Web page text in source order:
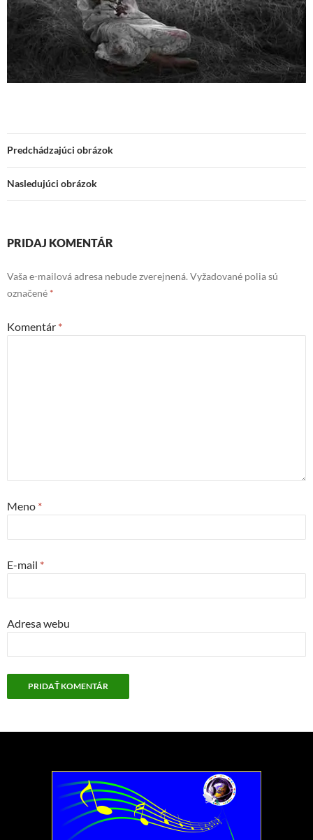
Predchádzajúci obrázok
Nasledujúci obrázok
PRIDAJ KOMENTÁR
Vaša e-mailová adresa nebude zverejnená. Vyžadované polia sú
označené *
Komentár *
Meno *
E-mail *
Adresa webu